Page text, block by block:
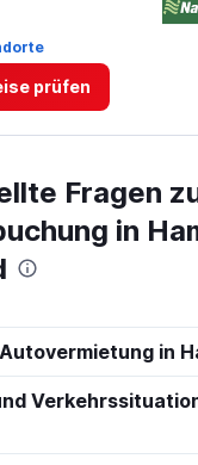
prüfen
Fragen
in
in